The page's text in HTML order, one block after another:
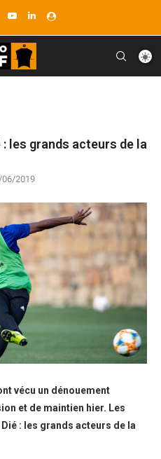
les grands acteurs de la
2019
vécu un dénouement
et de maintien hier. Les
: les grands acteurs de la